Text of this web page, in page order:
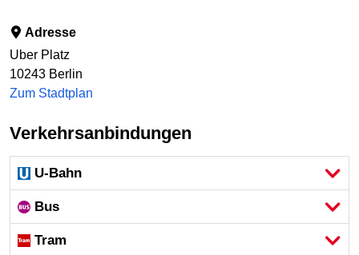
Adresse
Uber Platz
10243 Berlin
Zum Stadtplan
Verkehrsanbindungen
U-Bahn
Bus
Tram